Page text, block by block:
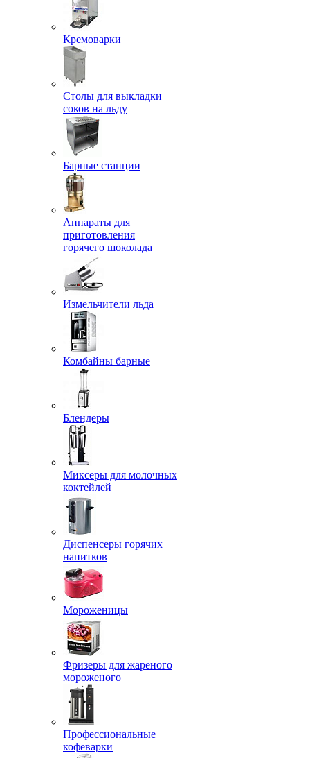
Кремоварки
Столы для выкладки
соков на льду
Барные станции
Аппараты для
приготовления
горячего шоколада
Измельчители льда
Комбайны барные
Блендеры
Миксеры для молочных
коктейлей
Диспенсеры горячих
напитков
Мороженицы
Фризеры для жареного
мороженого
Профессиональные
кофеварки